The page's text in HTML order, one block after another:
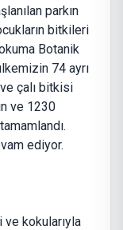
parkın
bitkileri
Botanik
74 ayrı
çalı bitkisi
ve 1230
ediyor.
kokularıyla